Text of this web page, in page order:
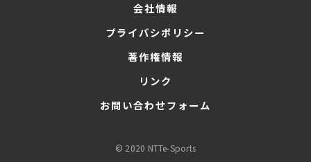
会社情報
プライバシポリシー
著作権情報
リンク
お問い合わせフォーム
© 2020 NTTe-Sports